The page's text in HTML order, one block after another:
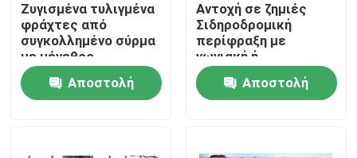
Σπίτι
Προϊόντα
Σχετικά με εμάς
Ζυγισμένα τυλιγμένα
φράχτες από
συγκολλημένο σύρμα
με μέγεθος
πλέγματος 2 × 4
Αποστολή
Αντοχή σε ζημιές
Σιδηροδρομική
περίφραξη με
γωνιακή ή
κυματοειδή
περίφραξηΑποστολή